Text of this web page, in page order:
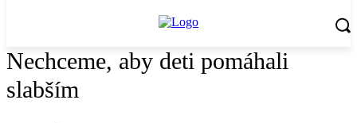
Nechceme, aby deti pomáhali
slabším